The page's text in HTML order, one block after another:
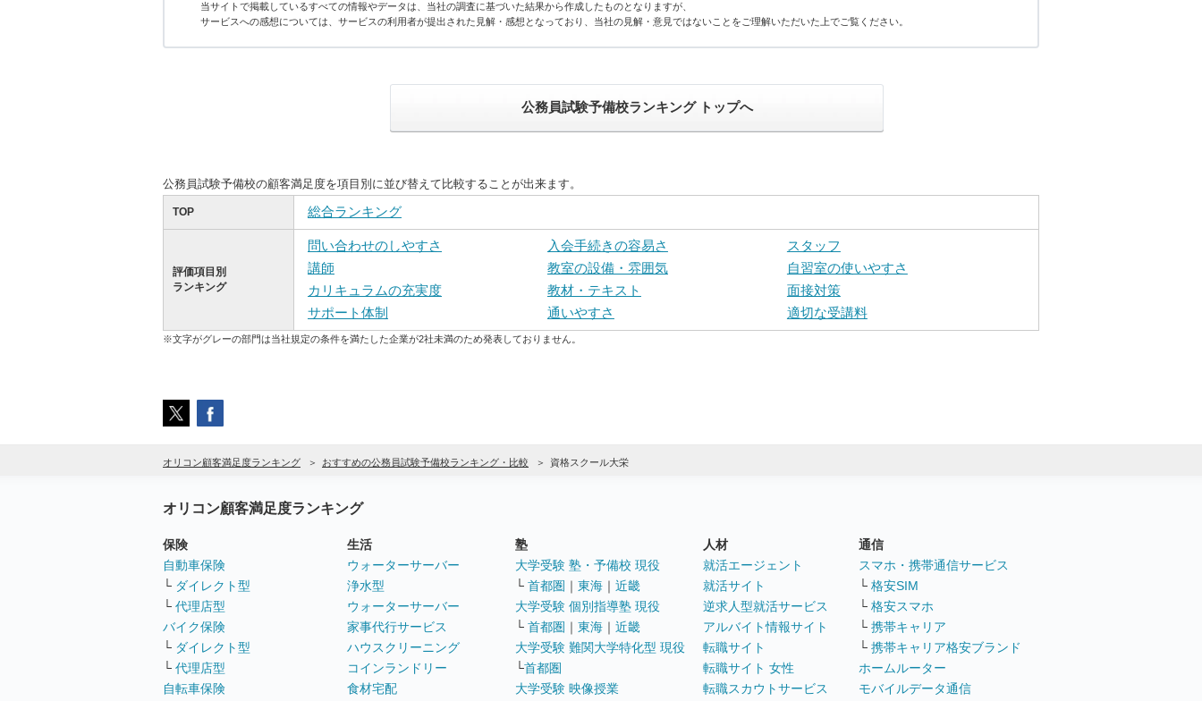
当サイトで掲載しているすべての情報やデータは、当社の調査に基づいた結果から作成したものとなりますが、
サービスへの感想については、サービスの利用者が提出された見解・感想となっており、当社の見解・意見ではないことをご理解いただいた上でご覧ください。
公務員試験予備校ランキング トップへ
公務員試験予備校の顧客満足度を項目別に並び替えて比較することが出来ます。
TOP 総合ランキング
評価項目別
ランキング
問い合わせのしやすさ 入会手続きの容易さ
スタッフ
講師
教室の設備・雰囲気
自習室の使いやすさ
カリキュラムの充実度
教材・テキスト
面接対策
サポート体制
通いやすさ 適切な受講料
※文字がグレーの部門は当社規定の条件を満たした企業が2社未満のため発表しておりません。
オリコン顧客満足度ランキング おすすめの公務員試験予備校ランキング・比較 資格スクール大栄
オリコン顧客満足度ランキング
保険
自動車保険
└ ダイレクト型
└ 代理店型
バイク保険
└ ダイレクト型
└ 代理店型
自転車保険
生活
ウォーターサーバー
浄水型
ウォーターサーバー
家事代行サービス
ハウスクリーニング
コインランドリー
食材宅配
塾
大学受験 塾・予備校 現役
└ 首都圏 ｜ 東海 ｜ 近畿
大学受験 個別指導塾 現役
└ 首都圏 ｜ 東海 ｜ 近畿
大学受験 難関大学特化型 現役
└首都圏
大学受験 映像授業
人材
就活エージェント
就活サイト
逆求人型就活サービス
アルバイト情報サイト
転職サイト
転職サイト 女性
転職スカウトサービス
通信
スマホ・携帯通信サービス
└ 格安SIM
└ 格安スマホ
└ 携帯キャリア
└ 携帯キャリア格安ブランド
ホームルーター
モバイルデータ通信